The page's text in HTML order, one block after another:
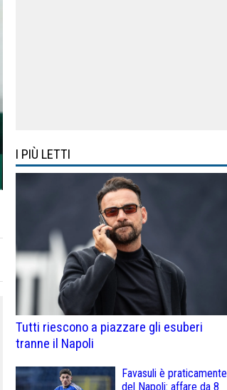
I PIÙ LETTI
Tutti riescono a piazzare gli esuberi
tranne il Napoli
Favasuli è praticamente
del Napoli: affare da 8